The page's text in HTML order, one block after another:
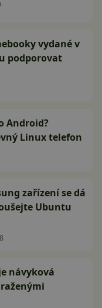
vydané v
podporovat
Android?
Linux telefon
zařízení se dá
Ubuntu
návyková